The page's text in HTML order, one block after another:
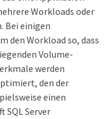
Workloads oder
Bei einigen
den Workload so, dass
Volume-
werden
den der
einen
SQL Server